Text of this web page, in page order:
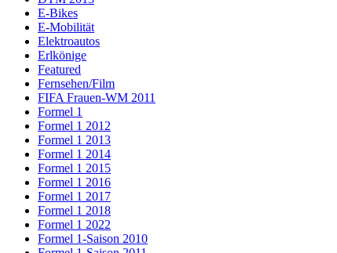
E-Bikes
E-Mobilität
Elektroautos
Erlkönige
Featured
Fernsehen/Film
FIFA Frauen-WM 2011
Formel 1
Formel 1 2012
Formel 1 2013
Formel 1 2014
Formel 1 2015
Formel 1 2016
Formel 1 2017
Formel 1 2018
Formel 1 2022
Formel 1-Saison 2010